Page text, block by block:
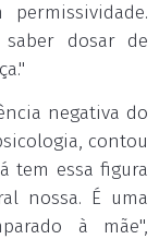
dosar de
negativa do
contou
tem essa figura
nossa. É uma
à mãe",